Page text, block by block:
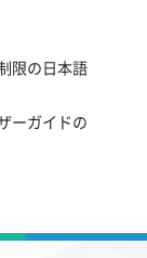
限の日本語
ーガイドの